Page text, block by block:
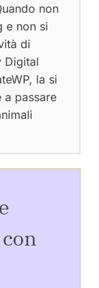
non
e non si
di
Digital
la si
a passare